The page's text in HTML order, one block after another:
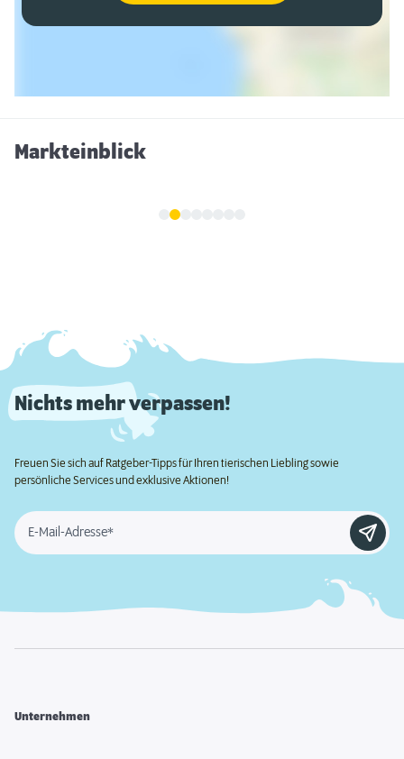
Markteinblick
Nichts mehr verpassen!
Freuen Sie sich auf Ratgeber-Tipps für Ihren tierischen Liebling sowie
persönliche Services und exklusive Aktionen!
E-Mail-Adresse*
Unternehmen